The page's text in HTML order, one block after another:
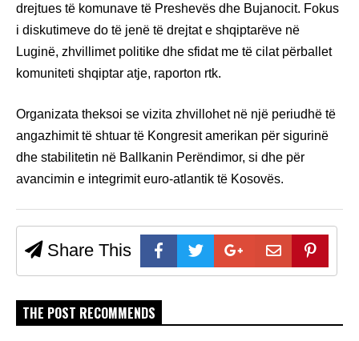
drejtues të komunave të Preshevës dhe Bujanocit. Fokus
i diskutimeve do të jenë të drejtat e shqiptarëve në
Luginë, zhvillimet politike dhe sfidat me të cilat përballet
komuniteti shqiptar atje, raporton rtk.
Organizata theksoi se vizita zhvillohet në një periudhë të
angazhimit të shtuar të Kongresit amerikan për sigurinë
dhe stabilitetin në Ballkanin Perëndimor, si dhe për
avancimin e integrimit euro-atlantik të Kosovës.
Share This
THE POST RECOMMENDS